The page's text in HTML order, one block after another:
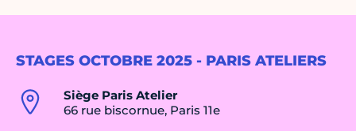
STAGES OCTOBRE 2025 - PARIS ATELIERS
Siège Paris Atelier
66 rue biscornue, Paris 11e